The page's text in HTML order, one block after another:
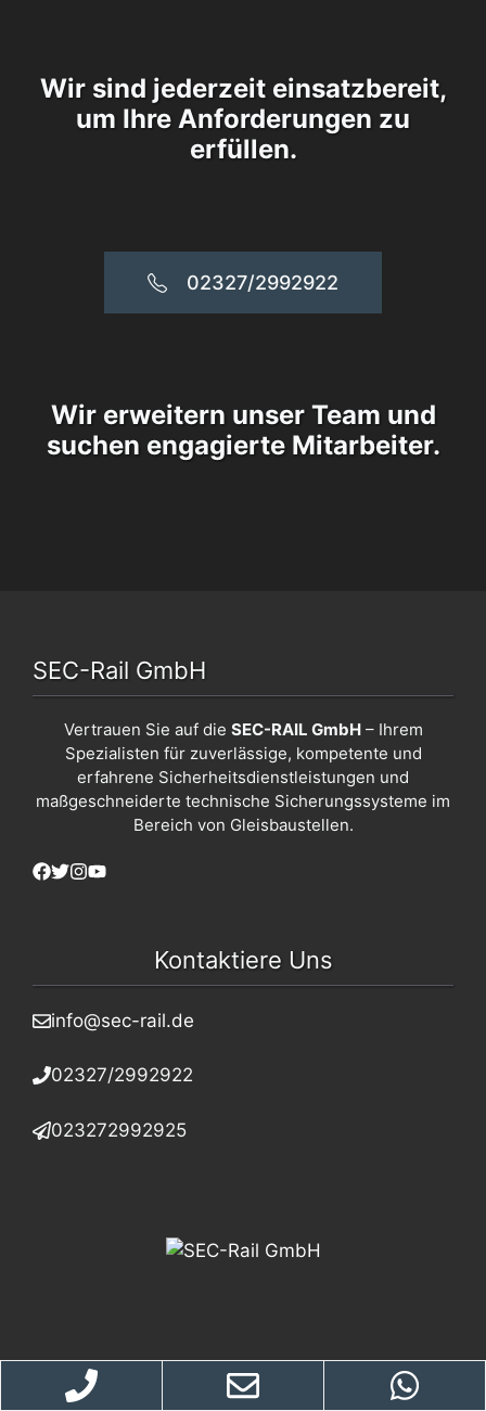
Wir sind jederzeit einsatzbereit,
um Ihre Anforderungen zu
erfüllen.
02327/2992922
Wir erweitern unser Team und
suchen engagierte Mitarbeiter.
SEC-Rail GmbH
Vertrauen Sie auf die SEC-RAIL GmbH– Ihrem
Spezialisten für zuverlässige, kompetente und
erfahrene Sicherheitsdienstleistungen und
maßgeschneiderte technische Sicherungssysteme im
Bereich von Gleisbaustellen.
Kontaktiere Uns
info@sec-rail.de
02327/2992922
023272992925